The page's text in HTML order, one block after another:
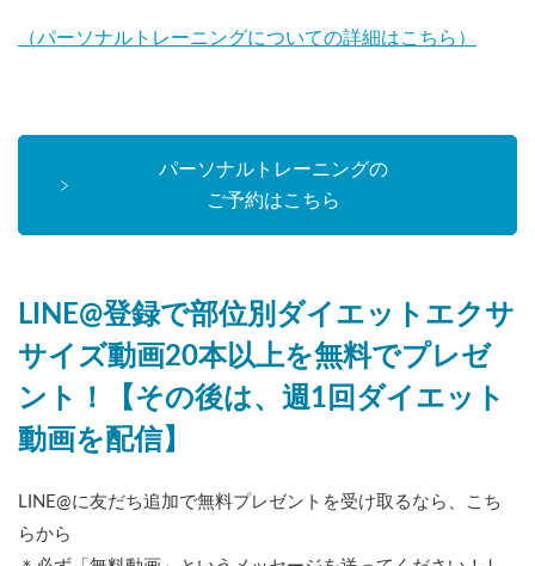
（パーソナルトレーニングについての詳細はこちら）
パーソナルトレーニングの
ご予約はこちら
LINE@登録で部位別ダイエットエクサ
サイズ動画20本以上を無料でプレゼ
ント！【その後は、週1回ダイエット
動画を配信】
LINE@に友だち追加で無料プレゼントを受け取るなら、こち
らから